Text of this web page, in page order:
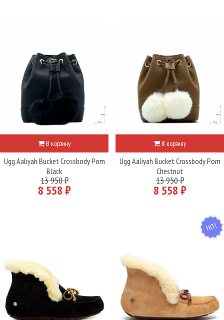
В корзину
Ugg Aaliyah Bucket Crossbody Pom
Black
13 950 ₽
8 558 ₽
В корзину
Ugg Aaliyah Bucket Crossbody Pom
Chestnut
13 950 ₽
8 558 ₽
HIT